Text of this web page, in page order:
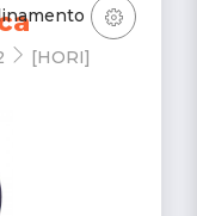
[HORI]